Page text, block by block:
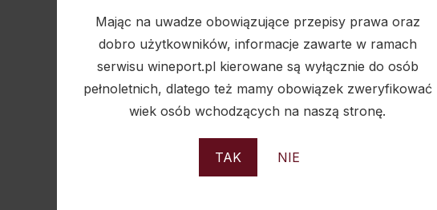
Mając na uwadze obowiązujące przepisy prawa oraz
dobro użytkowników, informacje zawarte w ramach
serwisu wineport.pl kierowane są wyłącznie do osób
pełnoletnich, dlatego też mamy obowiązek zweryfikować
wiek osób wchodzących na naszą stronę.
TAK NIE